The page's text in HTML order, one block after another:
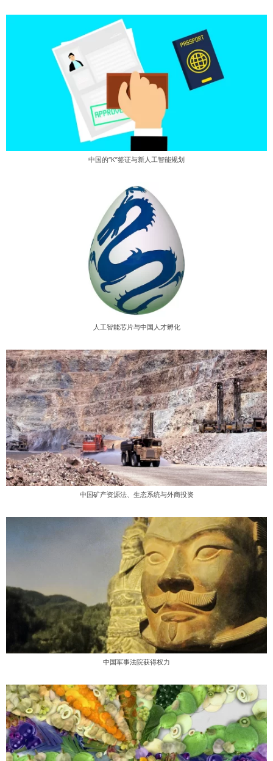
中国的“K”签证与新人工智能规划
人工智能芯片与中国人才孵化
中国矿产资源法、生态系统与外商投资
中国军事法院获得权力